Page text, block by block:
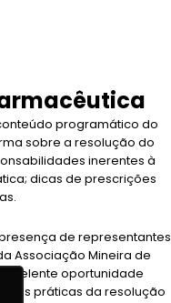
programático do
sobre a resolução do
inerentes à
dicas de prescrições
de representantes
Associação Mineira de
oportunidade
práticas da resolução